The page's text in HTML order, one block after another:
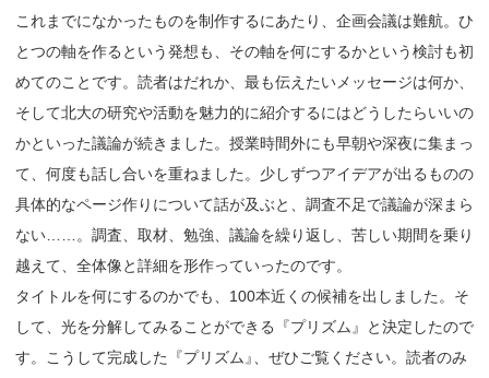
これまでになかったものを制作するにあたり、企画会議は難航。ひ
とつの軸を作るという発想も、その軸を何にするかという検討も初
めてのことです。読者はだれか、最も伝えたいメッセージは何か、
そして北大の研究や活動を魅力的に紹介するにはどうしたらいいの
かといった議論が続きました。授業時間外にも早朝や深夜に集まっ
て、何度も話し合いを重ねました。少しずつアイデアが出るものの
具体的なページ作りについて話が及ぶと、調査不足で議論が深まら
ない……。調査、取材、勉強、議論を繰り返し、苦しい期間を乗り
越えて、全体像と詳細を形作っていったのです。
タイトルを何にするのかでも、100本近くの候補を出しました。そ
して、光を分解してみることができる『プリズム』と決定したので
す。こうして完成した『プリズム 』
、ぜひご覧ください。読者のみ